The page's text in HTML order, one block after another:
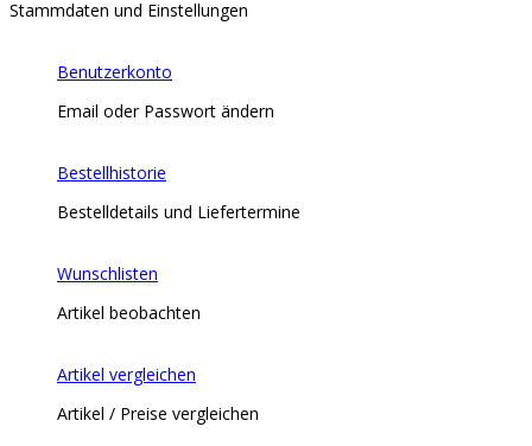
Stammdaten und Einstellungen
Benutzerkonto
Email oder Passwort ändern
Bestellhistorie
Bestelldetails und Liefertermine
Wunschlisten
Artikel beobachten
Artikel vergleichen
Artikel / Preise vergleichen